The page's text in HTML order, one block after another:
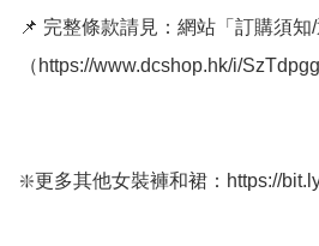
📌 完整條款請見：網站「訂購須知/
（https://www.dcshop.hk/i/
❇️更多其他女裝褲和裙：https://